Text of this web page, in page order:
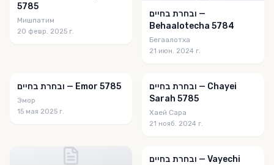
5785
Мишпатим
20 февр. 2025 г.
ובחרת בחיים —
Behaalotecha 5784
Бегаалотха
21 июн. 2024 г.
ובחרת בחיים — Emor 5785
Эмор
15 мая 2025 г.
ובחרת בחיים — Chayei
Sarah 5785
Хаей Сара
21 нояб. 2024 г.
ובחרת בחיים — Vayechi